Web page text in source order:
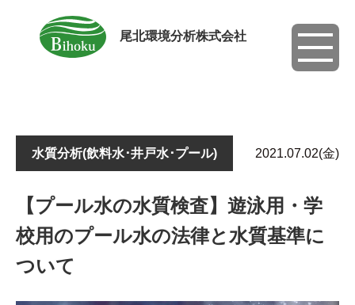
尾北環境分析株式会社
toggle
水質分析(飲料水･井戸水･プール) 2021.07.02(金)
【プール水の水質検査】遊泳用・学
校用のプール水の法律と水質基準に
ついて